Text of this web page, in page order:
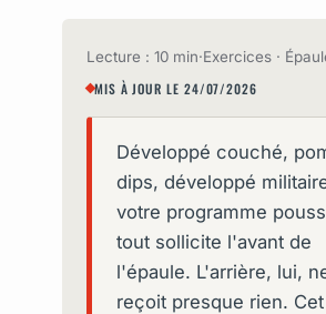
Lecture : 10 min·Exercices ·
MIS À JOUR LE 24/07/2026
Développé couché,
dips, développé
votre programme
tout sollicite l'avant de
l'épaule. L'arrière, lui,
reçoit presque rien. Cet